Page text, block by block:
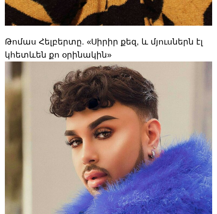
Թոմաս Հելբերտը. «Սիրիր քեզ, և մյուսներն էլ
կհետևեն քո օրինակին»